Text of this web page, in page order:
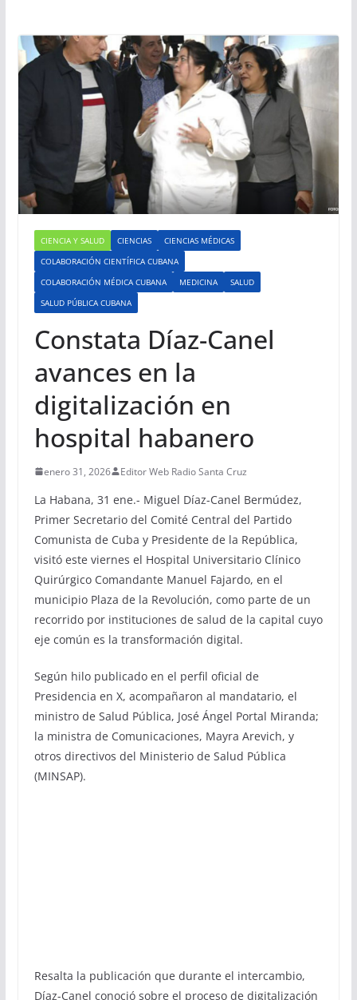
CIENCIA Y SALUD CIENCIAS
CIENCIAS MÉDICAS
COLABORACIÓN CIENTÍFICA CUBANA
COLABORACIÓN MÉDICA CUBANA
MEDICINA
SALUD
SALUD PÚBLICA CUBANA
Constata Díaz-Canel
avances en la
digitalización en
hospital habanero
enero 31, 2026 Editor Web Radio Santa Cruz
La Habana, 31 ene.- Miguel Díaz-Canel Bermúdez,
Primer Secretario del Comité Central del Partido
Comunista de Cuba y Presidente de la República,
visitó este viernes el Hospital Universitario Clínico
Quirúrgico Comandante Manuel Fajardo, en el
municipio Plaza de la Revolución, como parte de un
recorrido por instituciones de salud de la capital cuyo
eje común es la transformación digital.
Según hilo publicado en el perfil oficial de
Presidencia en X, acompañaron al mandatario, el
ministro de Salud Pública, José Ángel Portal Miranda;
la ministra de Comunicaciones, Mayra Arevich, y
otros directivos del Ministerio de Salud Pública
(MINSAP).
Resalta la publicación que durante el intercambio,
Díaz-Canel conoció sobre el proceso de digitalización